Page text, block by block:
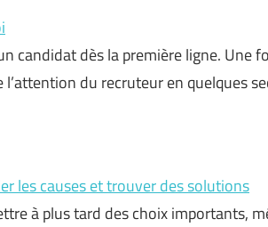
candidat dès la première ligne. Une
l’attention du recruteur en quelques
les causes et trouver des solutions
à plus tard des choix importants,